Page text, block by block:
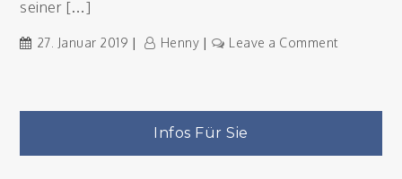
seiner […]
27. Januar 2019 Henny Leave a Commenton
Infos Für Sie